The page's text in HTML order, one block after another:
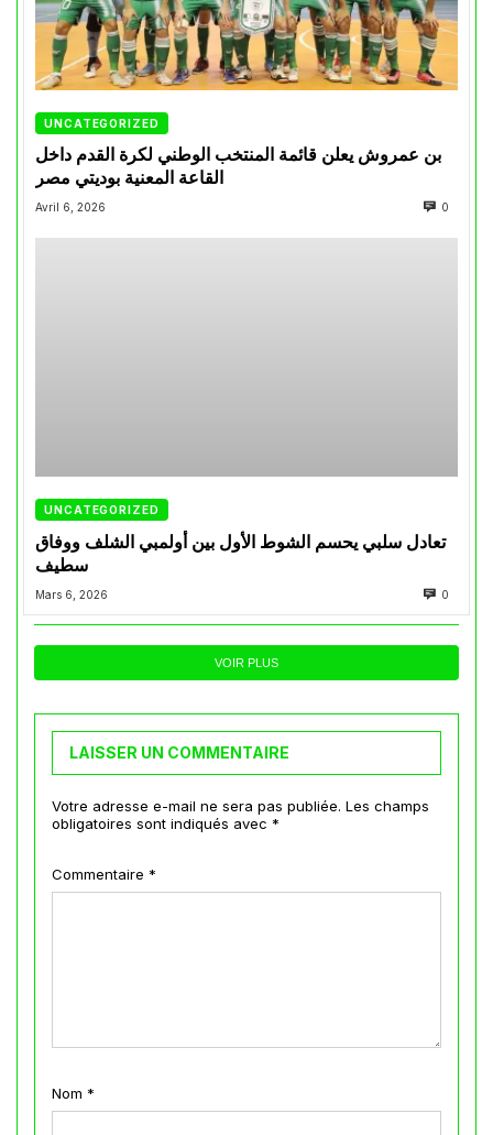
UNCATEGORIZED
بن عمروش يعلن قائمة المنتخب الوطني لكرة القدم داخل
القاعة المعنية بوديتي مصر
Avril 6, 2026 0
UNCATEGORIZED
تعادل سلبي يحسم الشوط الأول بين أولمبي الشلف ووفاق
سطيف
Mars 6, 2026 0
VOIR PLUS
LAISSER UN COMMENTAIRE
Votre adresse e-mail ne sera pas publiée. Les champs
obligatoires sont indiqués avec *
Commentaire *
Nom *